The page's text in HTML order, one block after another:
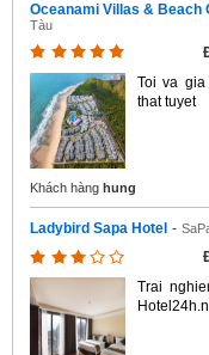
Oceanami Villas & Beach
Tàu
Toi va
that tuyet
Khách hàng hung
Ladybird Sapa Hotel -
Trai